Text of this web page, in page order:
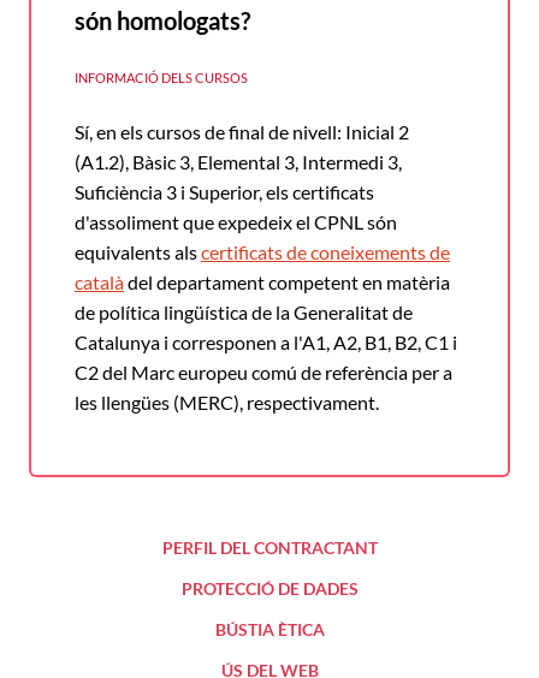
són homologats?
INFORMACIÓ DELS CURSOS
Sí, en els cursos de final de nivell: Inicial 2
(A1.2), Bàsic 3, Elemental 3, Intermedi 3,
Suficiència 3 i Superior, els certificats
d'assoliment que expedeix el CPNL són
equivalents alscertificats de coneixements de
catalàdel departament competent en matèria
de política lingüística de la Generalitat de
Catalunya i corresponen a l'A1, A2, B1, B2, C1 i
C2 del Marc europeu comú de referència per a
les llengües (MERC), respectivament.
PERFIL DEL CONTRACTANT
PROTECCIÓ DE DADES
BÚSTIA ÈTICA
ÚS DEL WEB